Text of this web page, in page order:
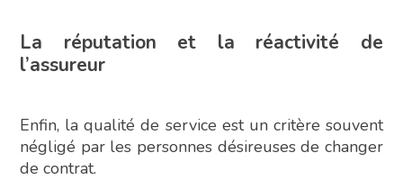
La réputation et la réactivité de
l’assureur
Enfin, la qualité de service est un critère souvent
négligé par les personnes désireuses de changer
de contrat.